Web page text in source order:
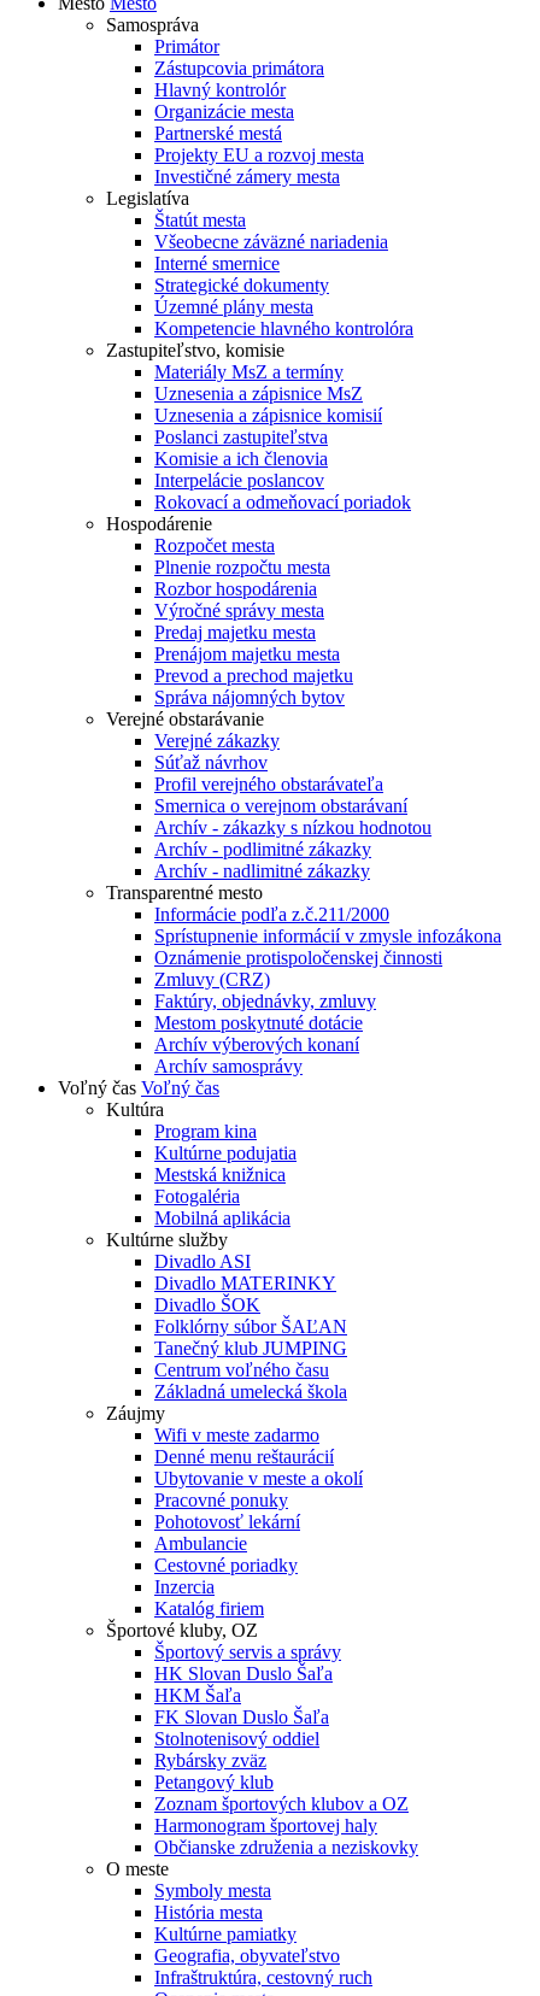
Samospráva
Primátor
Zástupcovia primátora
Hlavný kontrolór
Organizácie mesta
Partnerské mestá
Projekty EU a rozvoj mesta
Investičné zámery mesta
Legislatíva
Štatút mesta
Všeobecne záväzné nariadenia
Interné smernice
Strategické dokumenty
Územné plány mesta
Kompetencie hlavného kontrolóra
Zastupiteľstvo, komisie
Materiály MsZ a termíny
Uznesenia a zápisnice MsZ
Uznesenia a zápisnice komisií
Poslanci zastupiteľstva
Komisie a ich členovia
Interpelácie poslancov
Rokovací a odmeňovací poriadok
Hospodárenie
Rozpočet mesta
Plnenie rozpočtu mesta
Rozbor hospodárenia
Výročné správy mesta
Predaj majetku mesta
Prenájom majetku mesta
Prevod a prechod majetku
Správa nájomných bytov
Verejné obstarávanie
Verejné zákazky
Súťaž návrhov
Profil verejného obstarávateľa
Smernica o verejnom obstarávaní
Archív - zákazky s nízkou hodnotou
Archív - podlimitné zákazky
Archív - nadlimitné zákazky
Transparentné mesto
Informácie podľa z.č.211/2000
Sprístupnenie informácií v zmysle infozákona
Oznámenie protispoločenskej činnosti
Zmluvy (CRZ)
Faktúry, objednávky, zmluvy
Mestom poskytnuté dotácie
Archív výberových konaní
Archív samosprávy
Voľný čas Voľný čas
Kultúra
Program kina
Kultúrne podujatia
Mestská knižnica
Fotogaléria
Mobilná aplikácia
Kultúrne služby
Divadlo ASI
Divadlo MATERINKY
Divadlo ŠOK
Folklórny súbor ŠAĽAN
Tanečný klub JUMPING
Centrum voľného času
Základná umelecká škola
Záujmy
Wifi v meste zadarmo
Denné menu reštaurácií
Ubytovanie v meste a okolí
Pracovné ponuky
Pohotovosť lekární
Ambulancie
Cestovné poriadky
Inzercia
Katalóg firiem
Športové kluby, OZ
Športový servis a správy
HK Slovan Duslo Šaľa
HKM Šaľa
FK Slovan Duslo Šaľa
Stolnotenisový oddiel
Rybársky zväz
Petangový klub
Zoznam športových klubov a OZ
Harmonogram športovej haly
Občianske združenia a neziskovky
O meste
Symboly mesta
História mesta
Kultúrne pamiatky
Geografia, obyvateľstvo
Infraštruktúra, cestovný ruch